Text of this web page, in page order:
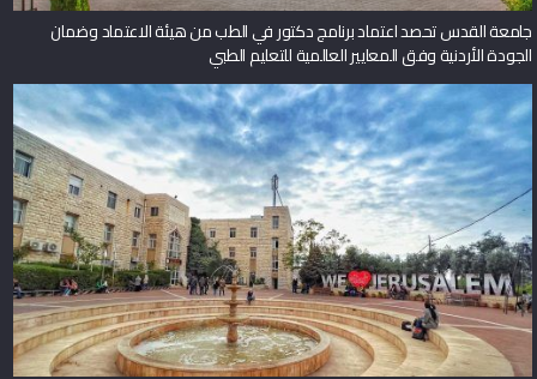
جامعة القدس تحصد اعتماد برنامج دكتور في الطب من هيئة الاعتماد وضمان
الجودة الأردنية وفق المعايير العالمية للتعليم الطبي